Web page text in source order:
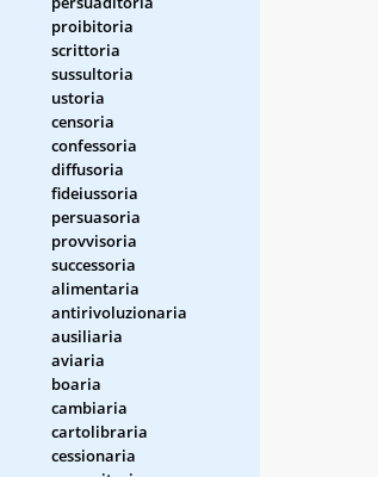
proibitoria
scrittoria
sussultoria
ustoria
censoria
confessoria
diffusoria
fideiussoria
persuasoria
provvisoria
successoria
alimentaria
antirivoluzionaria
ausiliaria
aviaria
boaria
cambiaria
cartolibraria
cessionaria